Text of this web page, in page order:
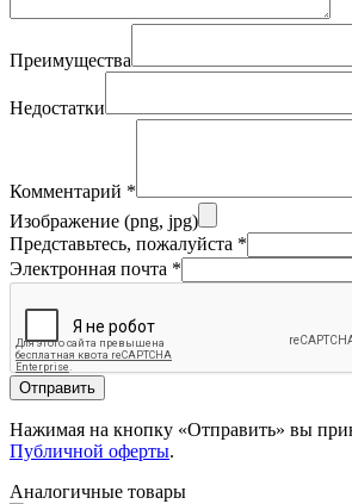
Преимущества
Недостатки
Комментарий *
Изображение (png, jpg)
Представьтесь, пожалуйста *
Электронная почта *
Отправить
Нажимая на кнопку «Отправить» вы
Публичной оферты.
Аналогичные товары